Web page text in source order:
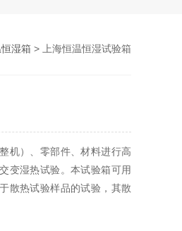
湿箱 > 上海恒温恒湿试验箱
机）、零部件、材料进行高
变湿热试验。本试验箱可用
散热试验样品的试验，其散
须冷却平衡时引起凝露而受